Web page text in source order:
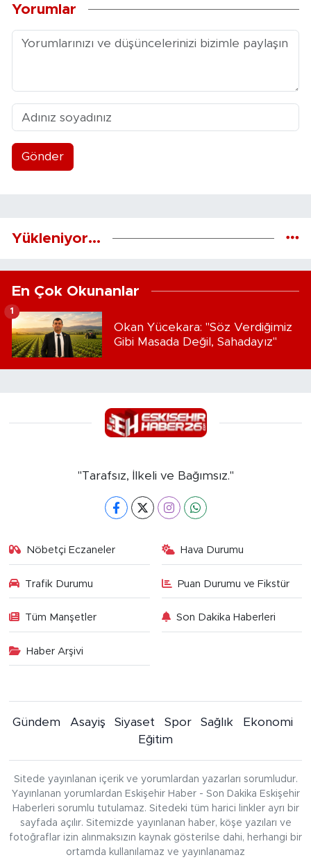
Yorumlar
Gönder
Yükleniyor...
En Çok Okunanlar
Okan Yücekara: "Söz Verdiğimiz
Gibi Masada Değil, Sahadayız"
1
"Tarafsız, İlkeli ve Bağımsız."
Nöbetçi Eczaneler Hava Durumu
Trafik Durumu Puan Durumu ve Fikstür
Tüm Manşetler Son Dakika Haberleri
Haber Arşivi
Gündem Asayiş Siyaset Spor Sağlık
Ekonomi
Eğitim
Sitede yayınlanan içerik ve yorumlardan yazarları sorumludur.
Yayınlanan yorumlardan Eskişehir Haber - Son Dakika Eskişehir
Haberleri sorumlu tutulamaz. Sitedeki tüm harici linkler ayrı bir
sayfada açılır. Sitemizde yayınlanan haber, köşe yazıları ve
fotoğraflar izin alınmaksızın kaynak gösterilse dahi, herhangi bir
ortamda kullanılamaz ve yayınlanamaz